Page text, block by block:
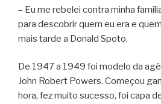
– Eu me rebelei contra minha
para descobrir quem eu era e
mais tarde a Donald Spoto.
De 1947 a 1949 foi modelo da
John Robert Powers. Começou
hora, fez muito sucesso, foi capa